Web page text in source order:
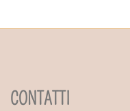
CONTATTI